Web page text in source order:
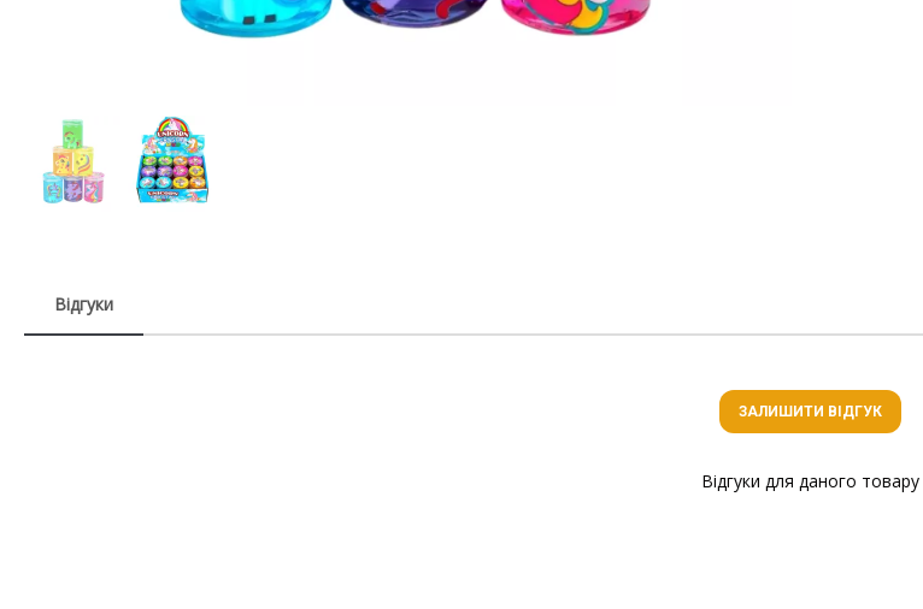
Відгуки
ЗАЛИШИТИ ВІДГУК
Відгуки для даного товару